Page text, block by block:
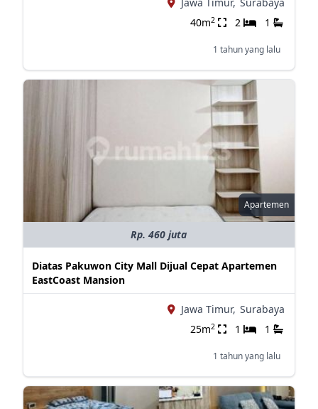
40m2 2 1
1 tahun yang lalu
Apartemen
Rp. 460 juta
Diatas Pakuwon City Mall Dijual Cepat Apartemen
EastCoast Mansion
Jawa Timur, Surabaya
25m2 1 1
1 tahun yang lalu